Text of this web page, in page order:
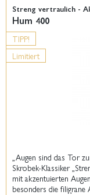
TIPP!
Limitiert
Streng vertraulich -
Hum 400
„Augen sind das Tor
Skrobek-Klassiker
mit akzentuierten
besonders die filigrane